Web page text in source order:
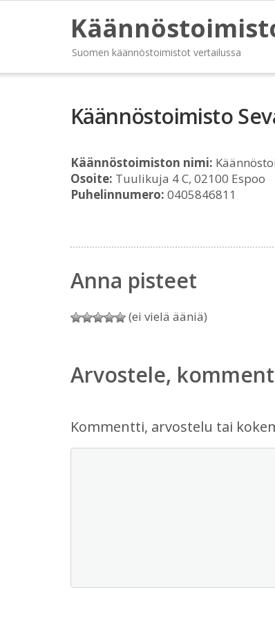
Suomen käännöstoimistot vertailussa
Käännöstoimisto
Käännöstoimiston nimi:
Osoite: Tuulikuja 4 C, 02100 Espoo
Puhelinnumero: 0405846811
Anna pisteet
(ei vielä ääniä)
Arvostele,
Kommentti, arvostelu tai